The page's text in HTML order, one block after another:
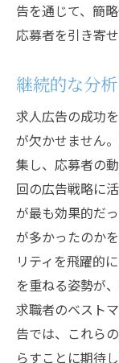
告を通じて、簡
応募者を引き寄
継続的な分
求人広告の成功
が欠かせません
集し、応募者の
回の広告戦略に
が最も効果的だ
が多かったのか
リティを飛躍的
を重ねる姿勢が
求職者のベスト
告では、これら
らすことに期待し